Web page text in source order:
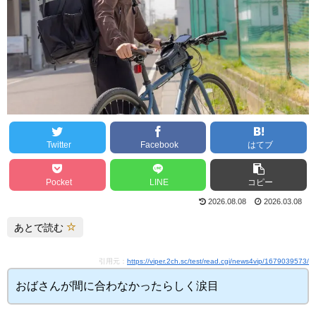
Twitter Facebook はてブ
Pocket LINE コピー
2026.08.08 2026.03.08
あとで読む
引用元： https://viper.2ch.sc/test/read.cgi/news4vip/1679039573/
おばさんが間に合わなかったらしく涙目